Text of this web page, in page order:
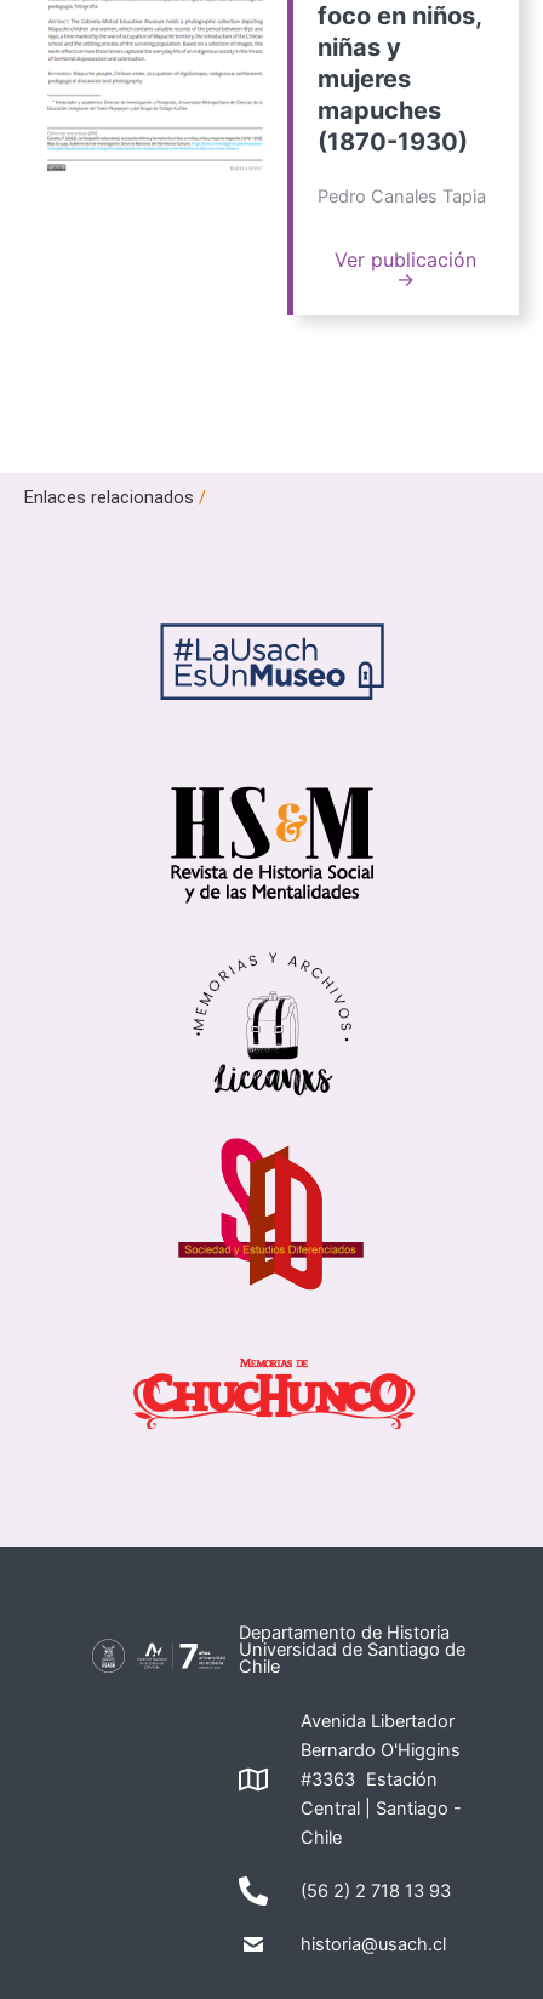
foco en niños,
niñas y
mujeres
mapuches
(1870-1930)
Pedro Canales Tapia
Ver publicación
→
Enlaces relacionados /
Departamento de Historia
Universidad de Santiago de
Chile
Avenida Libertador
Bernardo O'Higgins
#3363 Estación
Central | Santiago -
Chile
(56 2) 2 718 13 93
historia@usach.cl